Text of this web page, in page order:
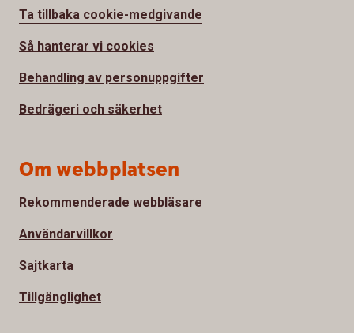
Ta tillbaka cookie-medgivande
Så hanterar vi cookies
Behandling av personuppgifter
Bedrägeri och säkerhet
Om webbplatsen
Rekommenderade webbläsare
Användarvillkor
Sajtkarta
Tillgänglighet